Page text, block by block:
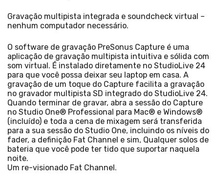
Gravação multipista integrada e soundcheck virtual –
nenhum computador necessário.
O software de gravação PreSonus Capture é uma
aplicação de gravação multipista intuitiva e sólida com
som virtual. É instalado diretamente no StudioLive 24
para que você possa deixar seu laptop em casa. A
gravação de um toque do Capture facilita a gravação
no gravador multipista SD integrado do StudioLive 24.
Quando terminar de gravar, abra a sessão do Capture
no Studio One® Professional para Mac® e Windows®
(incluído) e toda a cena de mixagem será transferida
para a sua sessão do Studio One, incluindo os níveis do
fader, a definição Fat Channel e sim, Qualquer solos de
bateria que você pode ter tido que suportar naquela
noite.
Um re-visionado Fat Channel.